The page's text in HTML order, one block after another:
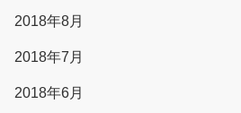
2018年8月
2018年7月
2018年6月